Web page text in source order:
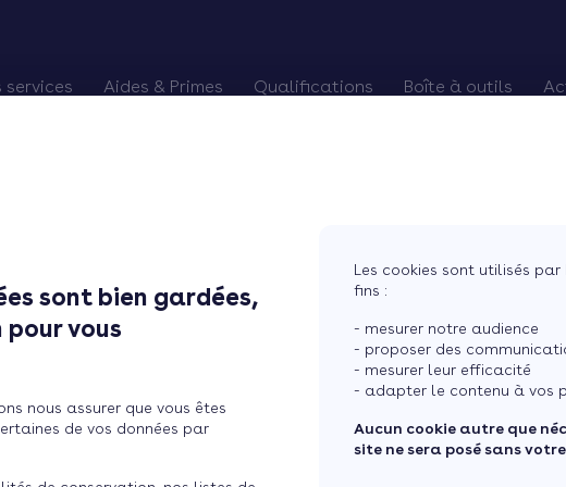
sont bien gardées,
pour vous
nous assurer que vous êtes
de vos données par
Les cookies sont utilisés
fins :
- mesurer notre audience
- proposer des
- mesurer leur efficacité
- adapter le contenu à vos
Aucun cookie autre que
site ne sera posé sans
services Aides & Primes Qualifications Boîte à outils
Courtier en
qui peu ...
: les erreurs qui peuvent